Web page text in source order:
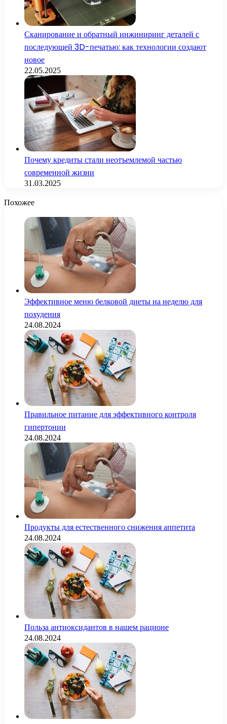
Сканирование и обратный инжиниринг деталей с
последующей 3D-печатью: как технологии создают
новое
22.05.2025
Почему кредиты стали неотъемлемой частью
современной жизни
31.03.2025
Похожее
Эффективное меню белковой диеты на неделю для
похудения
24.08.2024
Правильное питание для эффективного контроля
гипертонии
24.08.2024
Продукты для естественного снижения аппетита
24.08.2024
Польза антиоксидантов в нашем рационе
24.08.2024